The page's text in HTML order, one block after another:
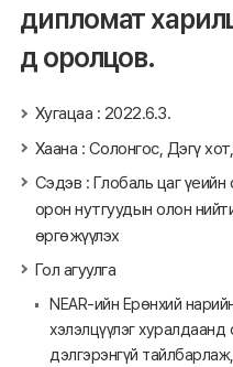
дипломат
д оролцов.
Хугацаа : 2022.6.3.
Хаана : Солонгос, Дэгү
Сэдэв : Глобаль цаг үеийн
орон нутгуудын олон
өргөжүүлэх
Гол агуулга
NEAR-ийн Ерөнхий
хэлэлцүүлэг
дэлгэрэнгүй